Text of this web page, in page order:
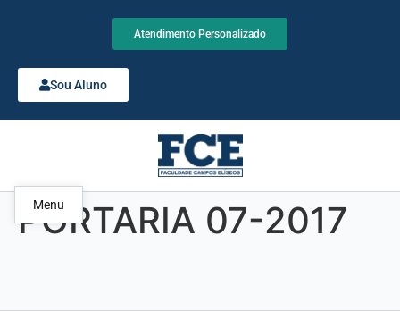
Atendimento Personalizado
Sou Aluno
Menu
PORTARIA 07-2017